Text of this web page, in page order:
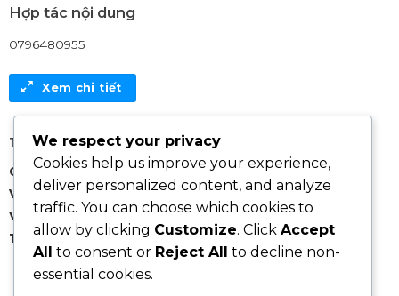
Hợp tác nội dung
0796480955
Xem chi tiết
Thông tin thanh toán:
Chủ tài khoản: Nguyen Duy Chuong
Vietcombank: 1056798967
VIB
: 026377141
Techcombank: 19070494780010
We respect your privacy
Cookies help us improve your experience,
deliver personalized content, and analyze
traffic. You can choose which cookies to
allow by clicking Customize. Click Accept
All to consent or Reject All to decline non-
essential cookies.